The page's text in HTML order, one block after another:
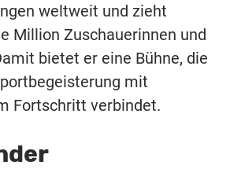
weltweit und zieht
Million Zuschauerinnen und
bietet er eine Bühne, die
mit
Fortschritt verbindet.